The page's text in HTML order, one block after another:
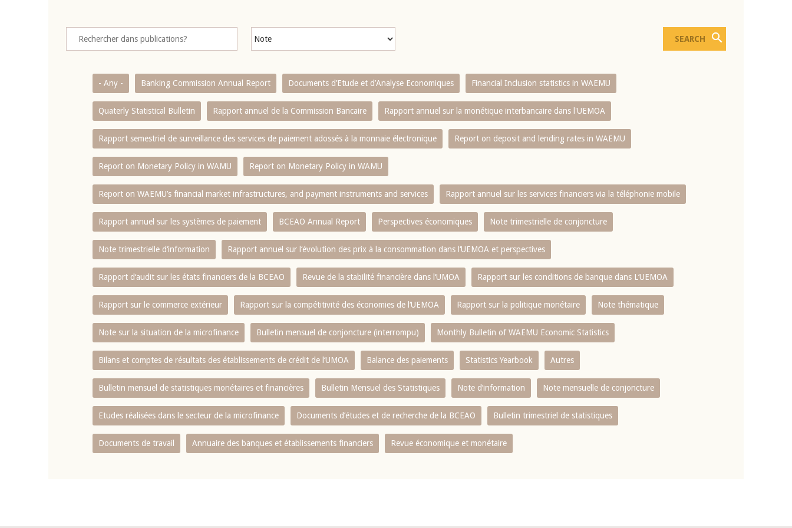
- Any - Banking Commission Annual Report Documents d’Etude et d’Analyse Economiques Financial Inclusion statistics in WAEMU
Quaterly Statistical Bulletin Rapport annuel de la Commission Bancaire Rapport annuel sur la monétique interbancaire dans l'UEMOA
Rapport semestriel de surveillance des services de paiement adossés à la monnaie électronique Report on deposit and lending rates in WAEMU
Report on Monetary Policy in WAMU Report on Monetary Policy in WAMU
Report on WAEMU’s financial market infrastructures, and payment instruments and services Rapport annuel sur les services financiers via la téléphonie mobile
Rapport annuel sur les systèmes de paiement BCEAO Annual Report Perspectives économiques Note trimestrielle de conjoncture
Note trimestrielle d‘information Rapport annuel sur l‘évolution des prix à la consommation dans l‘UEMOA et perspectives
Rapport d‘audit sur les états financiers de la BCEAO Revue de la stabilité financière dans l‘UMOA Rapport sur les conditions de banque dans L‘UEMOA
Rapport sur le commerce extérieur Rapport sur la compétitivité des économies de l‘UEMOA Rapport sur la politique monétaire Note thématique
Note sur la situation de la microfinance Bulletin mensuel de conjoncture (interrompu) Monthly Bulletin of WAEMU Economic Statistics
Bilans et comptes de résultats des établissements de crédit de l‘UMOA Balance des paiements Statistics Yearbook Autres
Bulletin mensuel de statistiques monétaires et financières Bulletin Mensuel des Statistiques Note d’information Note mensuelle de conjoncture
Etudes réalisées dans le secteur de la microfinance Documents d’études et de recherche de la BCEAO Bulletin trimestriel de statistiques
Documents de travail Annuaire des banques et établissements financiers Revue économique et monétaire